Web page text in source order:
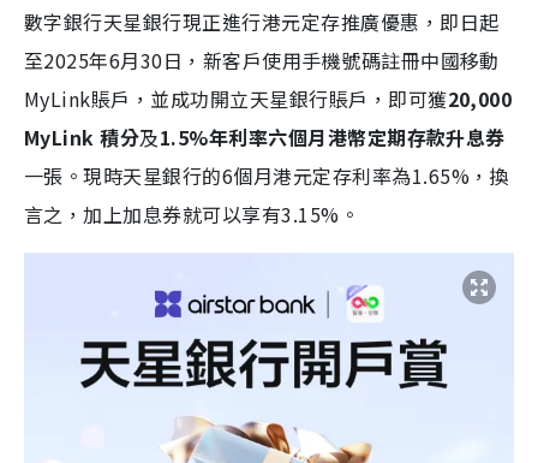
數字銀行天星銀行現正進行港元定存推廣優惠，即日起
至2025年6月30日，新客戶使用手機號碼註冊中國移動
MyLink賬戶，並成功開立天星銀行賬戶，即可獲20,000
MyLink 積分及1.5%年利率六個月港幣定期存款升息券
一張。現時天星銀行的6個月港元定存利率為1.65%，換
言之，加上加息券就可以享有3.15%。